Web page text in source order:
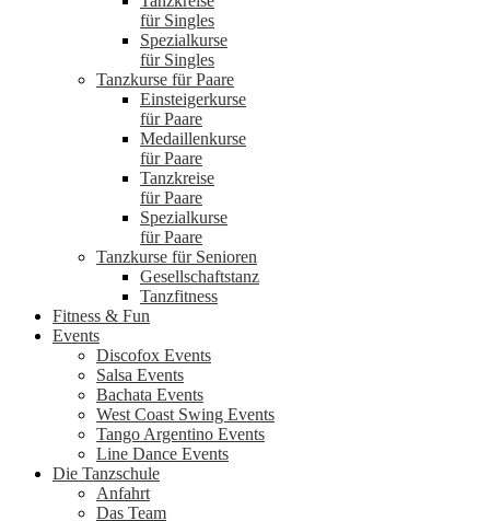
für Singles
Spezialkurse
für Singles
Tanzkurse für Paare
Einsteigerkurse
für Paare
Medaillenkurse
für Paare
Tanzkreise
für Paare
Spezialkurse
für Paare
Tanzkurse für Senioren
Gesellschaftstanz
Tanzfitness
Fitness & Fun
Events
Discofox Events
Salsa Events
Bachata Events
West Coast Swing Events
Tango Argentino Events
Line Dance Events
Die Tanzschule
Anfahrt
Das Team